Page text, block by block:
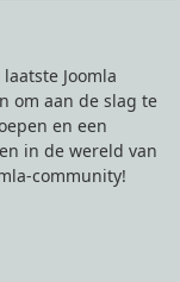
Joomla
om aan de slag te
en een
in de wereld van
community!